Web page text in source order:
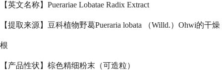
【英文名称】Puerariae Lobatae Radix Extract
【提取来源】豆科植物野葛Pueraria lobata （Willd.）Ohwi的干燥
根
【产品性状】棕色精细粉末（可造粒）